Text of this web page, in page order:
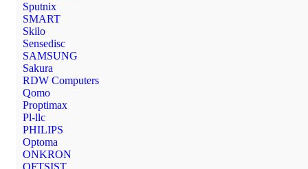
Sputnix
SMART
Skilo
Sensedisc
SAMSUNG
Sakura
RDW Computers
Qomo
Proptimax
Pl-llc
PHILIPS
Optoma
ONKRON
OFTSIST